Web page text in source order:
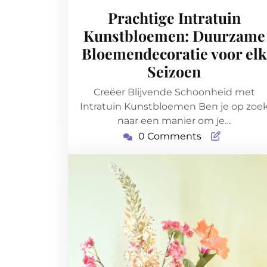
2026
Prachtige Intratuin
Kunstbloemen: Duurzame
Bloemendecoratie voor elk
Seizoen
Creëer Blijvende Schoonheid met
Intratuin Kunstbloemen Ben je op
naar een manier om je…
0 Comments